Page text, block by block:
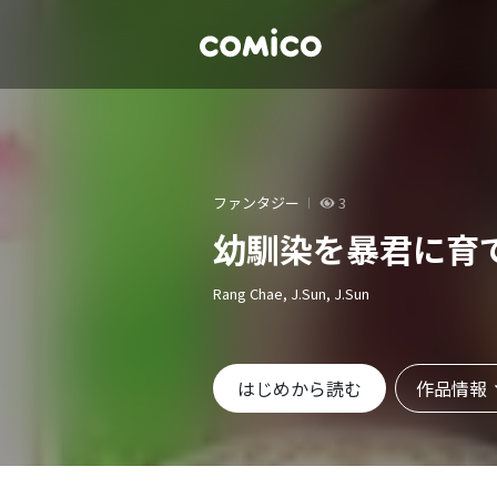
ファンタジー 3
幼馴染を暴君に育
Rang Chae, J.Sun, J.Sun
はじめから読む 作品情報